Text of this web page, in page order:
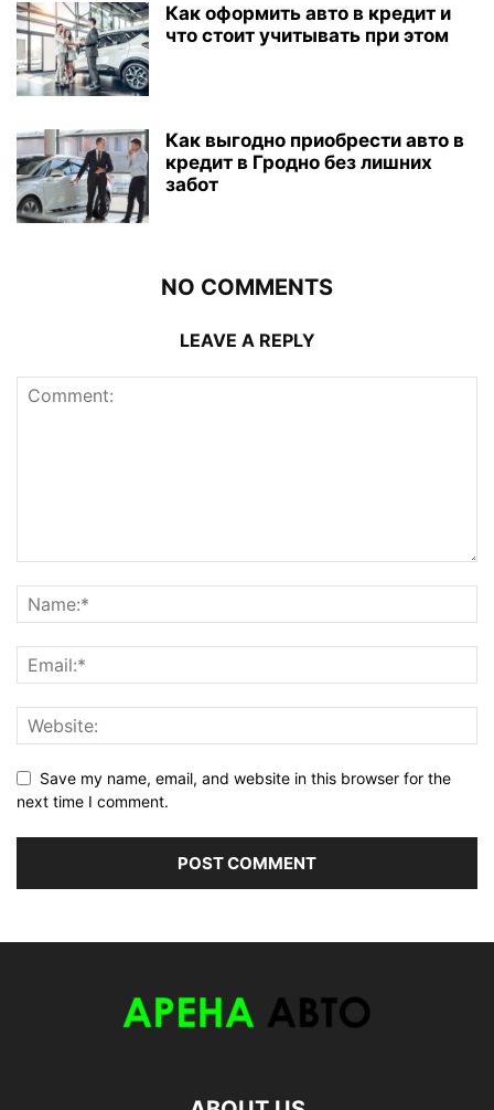
Как оформить авто в кредит и
что стоит учитывать при этом
Как выгодно приобрести авто в
кредит в Гродно без лишних
забот
NO COMMENTS
LEAVE A REPLY
Save my name, email, and website in this browser for the
next time I comment.